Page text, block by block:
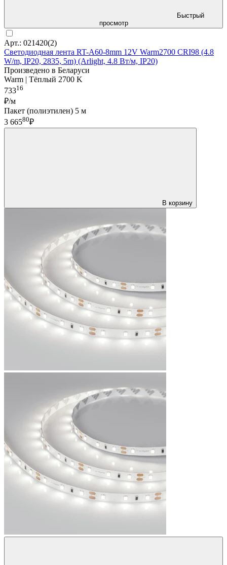
Быстрый
просмотр
Арт.: 021420(2)
Светодиодная лента RT-A60-8mm 12V Warm2700 CRI98 (4.8
W/m, IP20, 2835, 5m) (Arlight, 4.8 Вт/м, IP20)
Произведено в Беларуси
Warm | Тёплый 2700 K
73316
₽/м
Пакет (полиэтилен) 5 м
3 66580₽
В корзину